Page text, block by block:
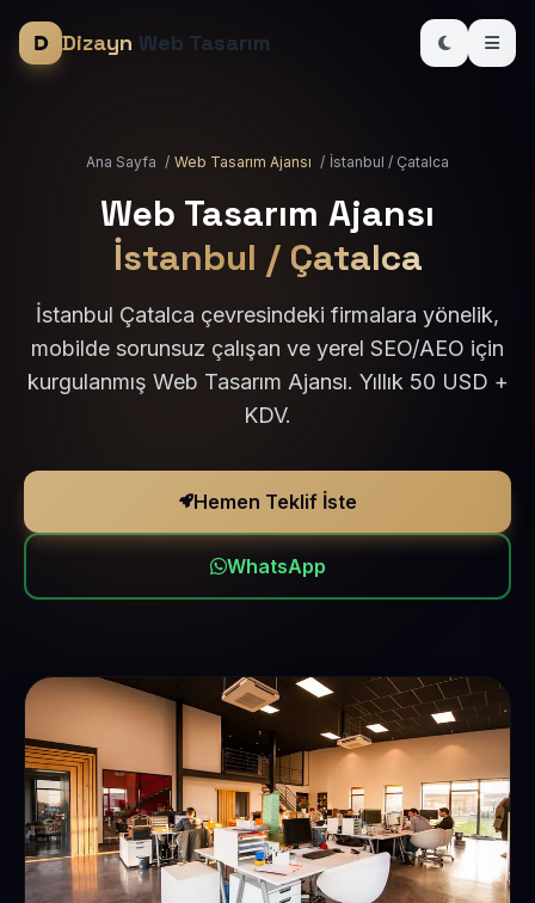
Dizayn Web Tasarım
Ana Sayfa / Web Tasarım Ajansı / İstanbul / Çatalca
Web Tasarım Ajansı
İstanbul / Çatalca
İstanbul Çatalca çevresindeki firmalara yönelik,
mobilde sorunsuz çalışan ve yerel SEO/AEO için
kurgulanmış Web Tasarım Ajansı. Yıllık 50 USD +
KDV.
Hemen Teklif İste
WhatsApp